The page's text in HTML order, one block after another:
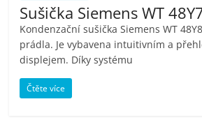
Sušička Siemens WT
Kondenzační sušička Siemens WT
prádla. Je vybavena intuitivním a
displejem. Díky systému
Čtěte více